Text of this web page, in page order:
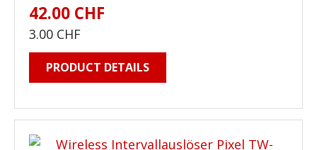
42.00 CHF
3.00 CHF
PRODUCT DETAILS